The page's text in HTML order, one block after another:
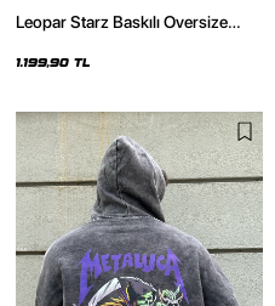
Leopar Starz Baskılı Oversize
1.199,90 TL